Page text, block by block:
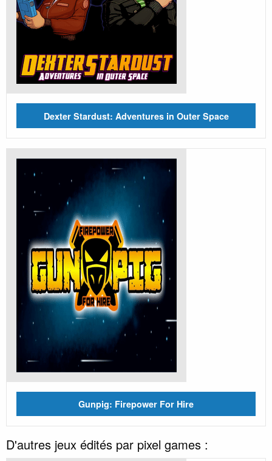
Dexter Stardust: Adventures in Outer Space
Gunpig: Firepower For Hire
D'autres jeux édités par pixel games :